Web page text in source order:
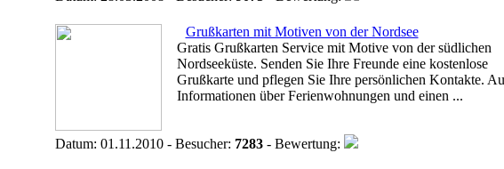
Grußkarten mit Motiven von der Nordsee
Gratis Grußkarten Service mit Motive von der südlichen
Nordseeküste. Senden Sie Ihre Freunde eine kostenlose
Grußkarte und pflegen Sie Ihre persönlichen Kontakte.
Informationen über Ferienwohnungen und einen ...
Datum: 01.11.2010 - Besucher: 7283- Bewertung: